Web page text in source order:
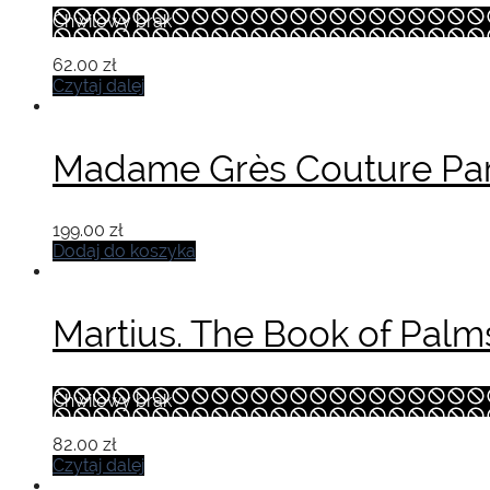
Chwilowy brak
62.00 zł
Czytaj dalej
Madame Grès Couture
199.00 zł
Dodaj do koszyka
Martius. The Book of
Chwilowy brak
82.00 zł
Czytaj dalej